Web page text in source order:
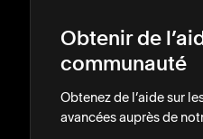
Obtenir de
communauté
Obtenez de l’aide sur
avancées auprès de